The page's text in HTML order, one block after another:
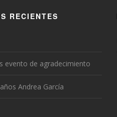
RECIENTES
evento de agradecimiento
Andrea García